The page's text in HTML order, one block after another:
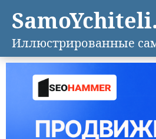
Иллюстрированные